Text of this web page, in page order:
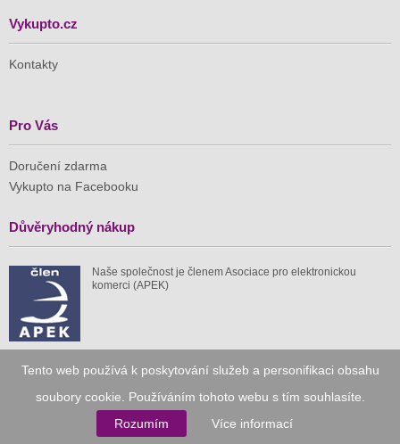
Tento web používá k poskytování služeb a personifikaci obsahu
soubory cookie. Používáním tohoto webu s tím souhlasíte.
Rozumím
Více informací
Vykupto.cz
Kontakty
Pro Vás
Doručení zdarma
Vykupto na Facebooku
Důvěryhodný nákup
Naše společnost je členem Asociace pro elektronickou
komerci (APEK)
Již od roku 2010
1 511 mil.